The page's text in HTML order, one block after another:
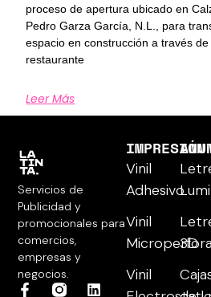
proceso de apertura ubicado en
Pedro Garza García, N.L., para
espacio en construcción a través
restaurante
Leer Más
Servicios de
Publicidad y
promocionales para
comercios,
empresas y
negocios.
IMPRESIÓN
Vinil
Adhesivo
Vinil
Vinil
3D